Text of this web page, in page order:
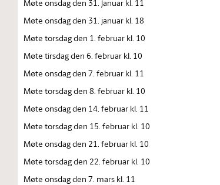
Møte onsdag den 31. januar kl. 11
Møte onsdag den 31. januar kl. 18
Møte torsdag den 1. februar kl. 10
Møte tirsdag den 6. februar kl. 10
Møte onsdag den 7. februar kl. 11
Møte torsdag den 8. februar kl. 10
Møte onsdag den 14. februar kl. 11
Møte torsdag den 15. februar kl. 10
Møte onsdag den 21. februar kl. 10
Møte torsdag den 22. februar kl. 10
Møte onsdag den 7. mars kl. 11